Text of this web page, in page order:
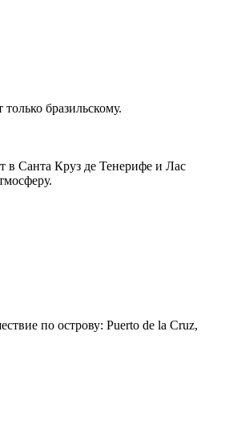
бразильскому.
в Санта Круз де Тенерифе и Лас
по острову: Puerto de la Cruz,